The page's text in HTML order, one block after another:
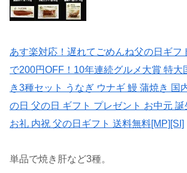
あす楽対応！遅れてごめんね父の日ギフ
で200円OFF！10年連続グルメ大賞 特大
き3種セット うなぎ ウナギ 鰻 蒲焼き 国
の日 父の日 ギフト プレゼント お中元
お礼 内祝 父の日ギフト 送料無料[MP][SI]
単品で焼き肝など3種。